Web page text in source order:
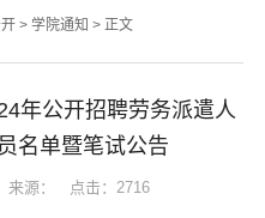
> 学院通知 > 正文
年公开招聘劳务派遣人
名单暨笔试公告
来源： 点击： 2716